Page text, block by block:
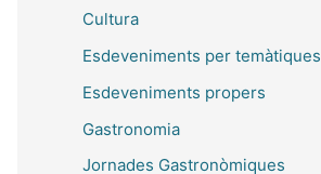
Cultura
Esdeveniments per temàtiques
Esdeveniments propers
Gastronomia
Jornades Gastronòmiques